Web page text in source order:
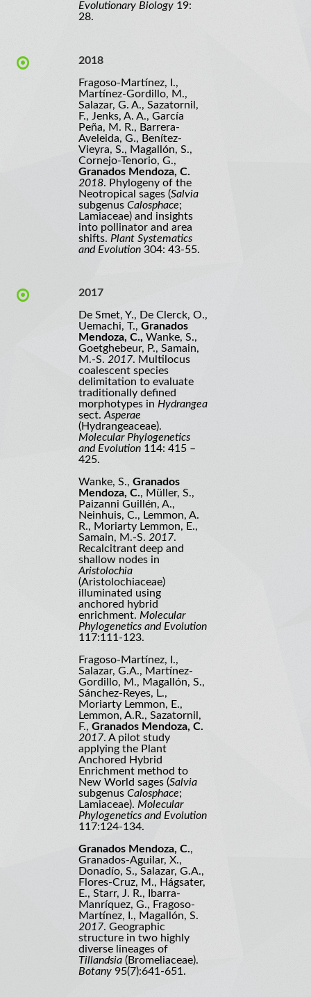
Evolutionary Biology 19:
28.
2018
Fragoso-Martínez, I.,
Martínez-Gordillo, M.,
Salazar, G. A., Sazatornil,
F., Jenks, A. A., García
Peña, M. R., Barrera-
Aveleida, G., Benítez-
Vieyra, S., Magallón, S.,
Cornejo-Tenorio, G.,
Granados Mendoza, C.
2018. Phylogeny of the
Neotropical sages (Salvia
subgenus Calosphace;
Lamiaceae) and insights
into pollinator and area
shifts. Plant Systematics
and Evolution 304: 43-55.
2017
De Smet, Y., De Clerck, O.,
Uemachi, T., Granados
Mendoza, C., Wanke, S.,
Goetghebeur, P., Samain,
M.-S. 2017. Multilocus
coalescent species
delimitation to evaluate
traditionally defined
morphotypes in Hydrangea
sect. Asperae
(Hydrangeaceae).
Molecular Phylogenetics
and Evolution 114: 415 –
425.
Wanke, S., Granados
Mendoza, C., Müller, S.,
Paizanni Guillén, A.,
Neinhuis, C., Lemmon, A.
R., Moriarty Lemmon, E.,
Samain, M.-S. 2017.
Recalcitrant deep and
shallow nodes in
Aristolochia
(Aristolochiaceae)
illuminated using
anchored hybrid
enrichment. Molecular
Phylogenetics and Evolution
117:111-123.
Fragoso-Martínez, I.,
Salazar, G.A., Martínez-
Gordillo, M., Magallón, S.,
Sánchez-Reyes, L.,
Moriarty Lemmon, E.,
Lemmon, A.R., Sazatornil,
F., Granados Mendoza, C.
2017. A pilot study
applying the Plant
Anchored Hybrid
Enrichment method to
New World sages (Salvia
subgenus Calosphace;
Lamiaceae). Molecular
Phylogenetics and Evolution
117:124-134.
Granados Mendoza, C.,
Granados-Aguilar, X.,
Donadío, S., Salazar, G.A.,
Flores-Cruz, M., Hágsater,
E., Starr, J. R., Ibarra-
Manríquez, G., Fragoso-
Martínez, I., Magallón, S.
2017. Geographic
structure in two highly
diverse lineages of
Tillandsia (Bromeliaceae).
Botany 95(7):641-651.